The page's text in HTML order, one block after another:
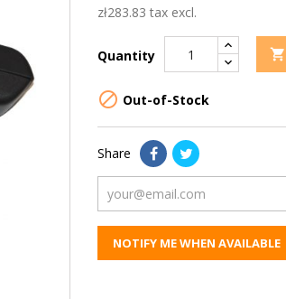
zł283.83 tax excl.
Quantity 
 Out-of-Stock
Share
NOTIFY ME WHEN AVAILABLE